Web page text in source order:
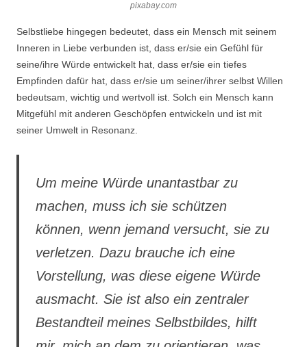
pixabay.com
Selbstliebe hingegen bedeutet, dass ein Mensch mit seinem
Inneren in Liebe verbunden ist, dass er/sie ein Gefühl für
seine/ihre Würde entwickelt hat, dass er/sie ein tiefes
Empfinden dafür hat, dass er/sie um seiner/ihrer selbst Willen
bedeutsam, wichtig und wertvoll ist. Solch ein Mensch kann
Mitgefühl mit anderen Geschöpfen entwickeln und ist mit
seiner Umwelt in Resonanz.
Um meine Würde unantastbar zu
machen, muss ich sie schützen
können, wenn jemand versucht, sie zu
verletzen. Dazu brauche ich eine
Vorstellung, was diese eigene Würde
ausmacht. Sie ist also ein zentraler
Bestandteil meines Selbstbildes, hilft